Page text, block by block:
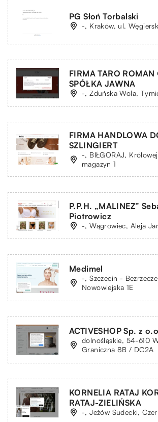
PG Słoń Torbalski
-, Kraków, ul.
FIRMA TARO ROMAN
SPÓŁKA JAWNA
-, Zduńska Wola,
FIRMA HANDLOWA
SZLINGIERT
-, BIŁGORAJ,
magazyn 1
P.P.H. „MALINEZ”
Piotrowicz
-, Wągrowiec, Aleja
Medimel
-, Szczecin -
Nowowiejska 1E
ACTIVESHOP Sp. z
dolnośląskie, 54-610
Graniczna 8B / DC2A
KORNELIA RATAJ
RATAJ-ZIELIŃSKA
-, Jeżów Sudecki,